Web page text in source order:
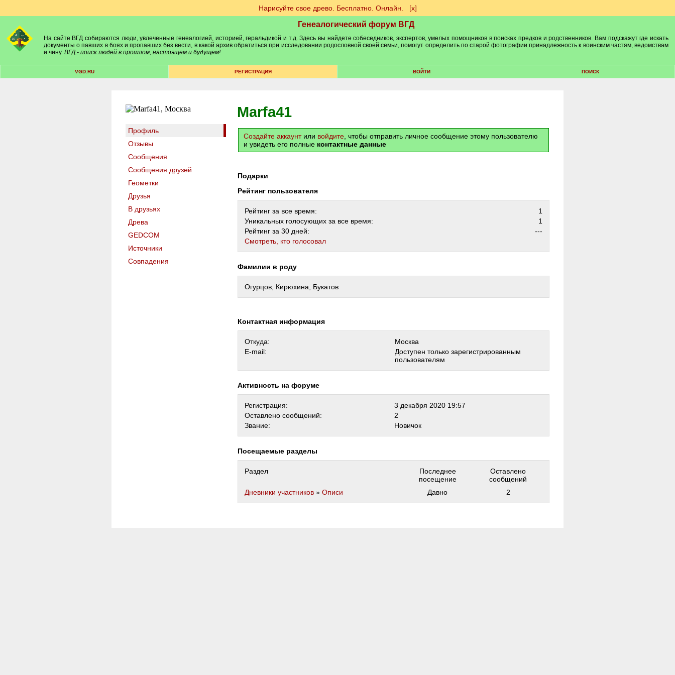
Нарисуйте свое древо. Бесплатно. Онлайн. [х]
Генеалогический форум ВГД
На сайте ВГД собираются люди, увлеченные генеалогией, историей, геральдикой и т.д. Здесь вы найдете собеседников, экспертов, умелых помощников в поисках предков и родственников. Вам подскажут где искать
документы о павших в боях и пропавших без вести, в какой архив обратиться при исследовании родословной своей семьи, помогут определить по старой фотографии принадлежность к воинским частям, ведомствам
и чину. ВГД - поиск людей в прошлом, настоящем и будущем!
VGD.RU РЕГИСТРАЦИЯ ВОЙТИ ПОИСК
Профиль
Отзывы
Сообщения
Сообщения друзей
Геометки
Друзья
В друзьях
Древа
GEDCOM
Источники
Совпадения
Marfa41
Создайте аккаунтили войдите , чтобы отправить личное сообщение этому пользователю
и увидеть его полные контактные данные
Подарки
Рейтинг пользователя
Рейтинг за все время:
1
Уникальных голосующих за все время:
1
Рейтинг за 30 дней:
---
Cмотреть, кто голосовал
Фамилии в роду
Огурцов, Кирюхина, Букатов
Контактная информация
Откуда:
Москва
E-mail:
Доступен только зарегистрированным
пользователям
Активность на форуме
Регистрация:
3 декабря 2020 19:57
Оставлено сообщений:
2
Звание:
Новичок
Посещаемые разделы
Раздел
Последнее
посещение
Оставлено
сообщений
Дневники участников » Описи Давно 2